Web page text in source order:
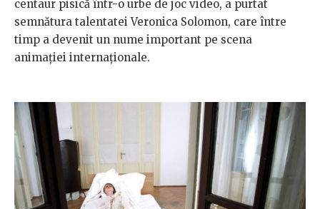
centaur pisică într-o urbe de joc video, a purtat
semnătura talentatei Veronica Solomon, care între
timp a devenit un nume important pe scena
animației internaționale.